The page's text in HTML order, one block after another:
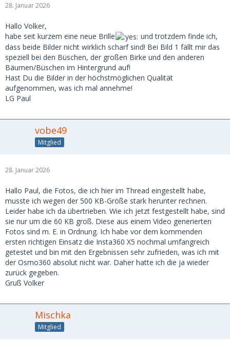
28. Januar 2026
Hallo Volker,
habe seit kurzem eine neue Brille
und trotzdem finde ich,
dass beide Bilder nicht wirklich scharf sind! Bei Bild 1 fällt mir das
speziell bei den Büschen, der großen Birke und den anderen
Bäumen/Büschen im Hintergrund auf!
Hast Du die Bilder in der höchstmöglichen Qualität
aufgenommen, was ich mal annehme!
LG Paul
vobe49
Mitglied
28. Januar 2026
Hallo Paul, die Fotos, die ich hier im Thread eingestellt habe,
musste ich wegen der 500 KB-Größe stark herunter rechnen.
Leider habe ich da übertrieben. Wie ich jetzt festgestellt habe, sind
sie nur um die 60 KB groß. Diese aus einem Video generierten
Fotos sind m. E. in Ordnung. Ich habe vor dem kommenden
ersten richtigen Einsatz die Insta360 X5 nochmal umfangreich
getestet und bin mit den Ergebnissen sehr zufrieden, was ich mit
der Osmo360 absolut nicht war. Daher hatte ich die ja wieder
zurück gegeben.
Gruß Volker
Mischka
Mitglied